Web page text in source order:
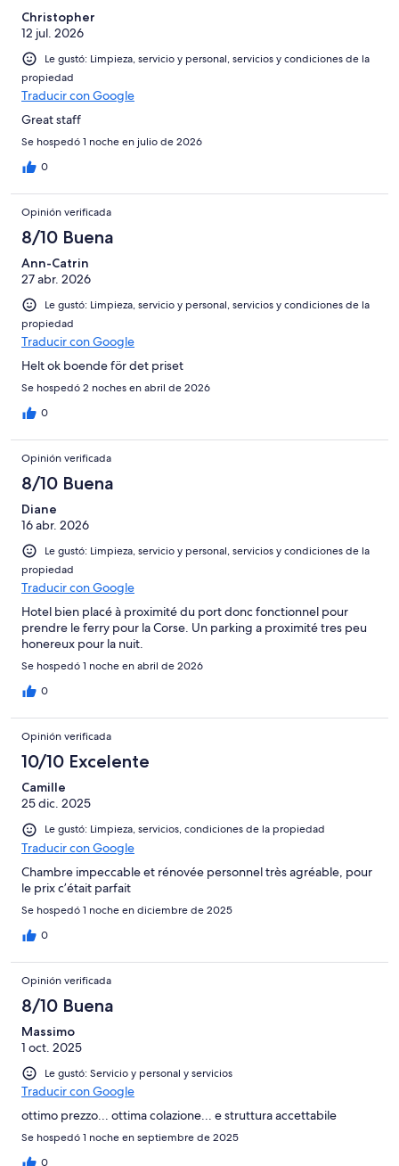
Christopher
12 jul. 2026
Le gustó: Limpieza, servicio y personal, servicios y condiciones de la
propiedad
Traducir con Google
Great staff
Se hospedó 1 noche en julio de 2026
0
Opinión verificada
8/10 Buena
Ann-Catrin
27 abr. 2026
Le gustó: Limpieza, servicio y personal, servicios y condiciones de la
propiedad
Traducir con Google
Helt ok boende för det priset
Se hospedó 2 noches en abril de 2026
0
Opinión verificada
8/10 Buena
Diane
16 abr. 2026
Le gustó: Limpieza, servicio y personal, servicios y condiciones de la
propiedad
Traducir con Google
Hotel bien placé à proximité du port donc fonctionnel pour
prendre le ferry pour la Corse. Un parking a proximité tres peu
honereux pour la nuit.
Se hospedó 1 noche en abril de 2026
0
Opinión verificada
10/10 Excelente
Camille
25 dic. 2025
Le gustó: Limpieza, servicios, condiciones de la propiedad
Traducir con Google
Chambre impeccable et rénovée personnel très agréable, pour
le prix c’était parfait
Se hospedó 1 noche en diciembre de 2025
0
Opinión verificada
8/10 Buena
Massimo
1 oct. 2025
Le gustó: Servicio y personal y servicios
Traducir con Google
ottimo prezzo... ottima colazione... e struttura accettabile
Se hospedó 1 noche en septiembre de 2025
0